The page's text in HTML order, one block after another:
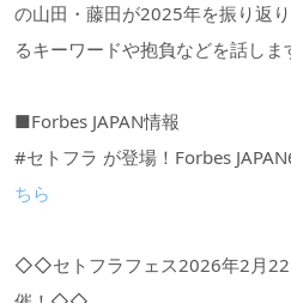
の山田・藤田が2025年を振り返
るキーワードや抱負などを話しま
■Forbes JAPAN情報
#セトフラ が登場！Forbes
ちら
◇◇セトフラフェス2026年2月22